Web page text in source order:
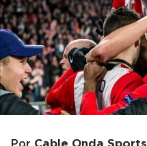
Cable Onda Sports